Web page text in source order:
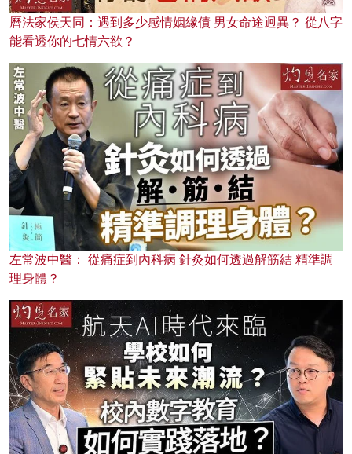
曆法家侯天同：遇到多少感情姻緣債 男女命途迥異？ 從八字
能看透你的七情六欲？
左常波中醫： 從痛症到內科病 針灸如何透過解筋結 精準調
理身體？